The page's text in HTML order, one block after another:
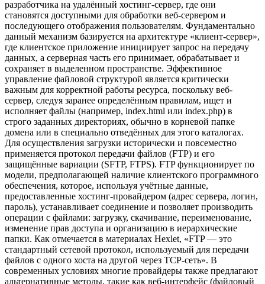
разработчика на удалённый хостинг-сервер, где они
становятся доступными для обработки веб-сервером и
последующего отображения пользователям. Фундаментально
данный механизм базируется на архитектуре «клиент-сервер»,
где клиентское приложение инициирует запрос на передачу
данных, а серверная часть его принимает, обрабатывает и
сохраняет в выделенном пространстве. Эффективное
управление файловой структурой является критически
важным для корректной работы ресурса, поскольку веб-
сервер, следуя заранее определённым правилам, ищет и
исполняет файлы (например, index.html или index.php) в
строго заданных директориях, обычно в корневой папке
домена или в специально отведённых для этого каталогах.
Для осуществления загрузки исторически и повсеместно
применяется протокол передачи файлов (FTP) и его
защищённые вариации (SFTP, FTPS). FTP функционирует по
модели, предполагающей наличие клиентского программного
обеспечения, которое, используя учётные данные,
предоставленные хостинг-провайдером (адрес сервера, логин,
пароль), устанавливает соединение и позволяет производить
операции с файлами: загрузку, скачивание, переименование,
изменение прав доступа и организацию в иерархические
папки. Как отмечается в материалах Hexlet, «FTP — это
стандартный сетевой протокол, используемый для передачи
файлов с одного хоста на другой через TCP-сеть». В
современных условиях многие провайдеры также предлагают
альтернативные методы, такие как веб-интерфейс (файловый